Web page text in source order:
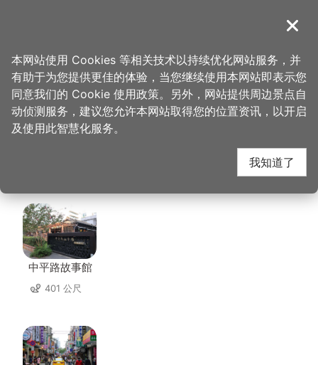
導覽
首页 > 想去的地方 > 住宿 > 丰居旅店中坜馆
丰居旅店中坜馆 周边景
点
中平路故事館
401 公尺
关闭
本网站使用 Cookies 等相关技术以持续优化网站服务，并
有助于为您提供更佳的体验，当您继续使用本网站即表示您
同意我们的 Cookie 使用政策。另外，网站提供周边景点自
动侦测服务，建议您允许本网站取得您的位置资讯，以开启
及使用此智慧化服务。
我知道了